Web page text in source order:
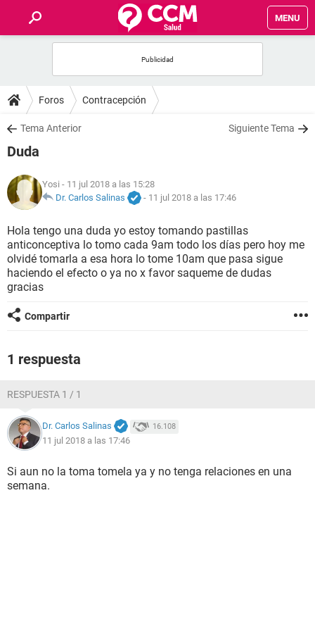
MENU
FOROS
SALUD
NUTRICIÓN
BIENESTAR
SEXUALIDAD
GLOSARIO
Foros Contracepción
Tema Anterior Siguiente Tema
Duda
Yosi - 11 jul 2018 a las 15:28
Dr. Carlos Salinas
- 11 jul 2018 a las 17:46
Hola tengo una duda yo estoy tomando pastillas
anticonceptiva lo tomo cada 9am todo los días pero hoy me
olvidé tomarla a esa hora lo tome 10am que pasa sigue
haciendo el efecto o ya no x favor saqueme de dudas
gracias
Compartir
1 respuesta
RESPUESTA 1 / 1
Dr. Carlos Salinas 16.108
11 jul 2018 a las 17:46
Si aun no la toma tomela ya y no tenga relaciones en una
semana.